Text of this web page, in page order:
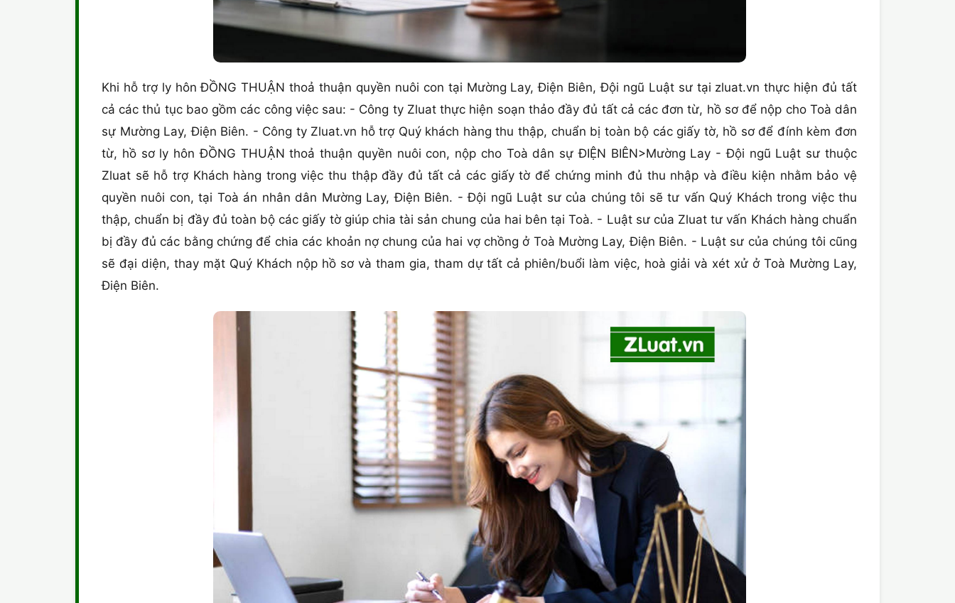
Khi hỗ trợ ly hôn ĐỒNG THUẬN thoả thuận quyền nuôi con tại Mường Lay, Điện Biên, Đội ngũ Luật sư tại zluat.vn thực hiện đủ tất
cả các thủ tục bao gồm các công việc sau: - Công ty Zluat thực hiện soạn thảo đầy đủ tất cả các đơn từ, hồ sơ để nộp cho Toà dân
sự Mường Lay, Điện Biên. - Công ty Zluat.vn hỗ trợ Quý khách hàng thu thập, chuẩn bị toàn bộ các giấy tờ, hồ sơ để đính kèm đơn
từ, hồ sơ ly hôn ĐỒNG THUẬN thoả thuận quyền nuôi con, nộp cho Toà dân sự ĐIỆN BIÊN>Mường Lay - Đội ngũ Luật sư thuộc
Zluat sẽ hỗ trợ Khách hàng trong việc thu thập đầy đủ tất cả các giấy tờ để chứng minh đủ thu nhập và điều kiện nhằm bảo vệ
quyền nuôi con, tại Toà án nhân dân Mường Lay, Điện Biên. - Đội ngũ Luật sư của chúng tôi sẽ tư vấn Quý Khách trong việc thu
thập, chuẩn bị đầy đủ toàn bộ các giấy tờ giúp chia tài sản chung của hai bên tại Toà. - Luật sư của Zluat tư vấn Khách hàng chuẩn
bị đầy đủ các bằng chứng để chia các khoản nợ chung của hai vợ chồng ở Toà Mường Lay, Điện Biên. - Luật sư của chúng tôi cũng
sẽ đại diện, thay mặt Quý Khách nộp hồ sơ và tham gia, tham dự tất cả phiên/buổi làm việc, hoà giải và xét xử ở Toà Mường Lay,
Điện Biên.